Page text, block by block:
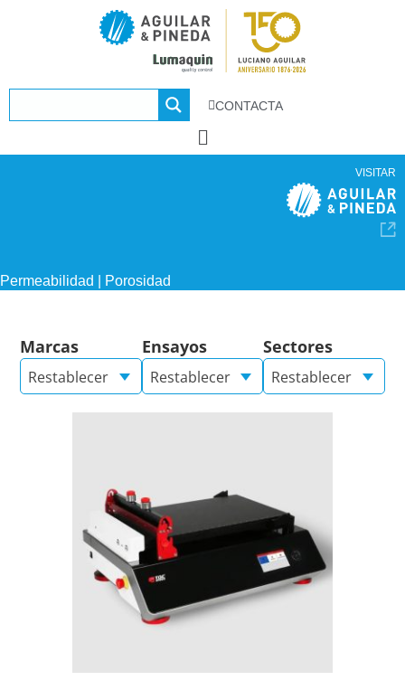
CONTACTA
VISITAR
Permeabilidad | Porosidad
Marcas
Restablecer
Ensayos
Restablecer
Sectores
Restablecer